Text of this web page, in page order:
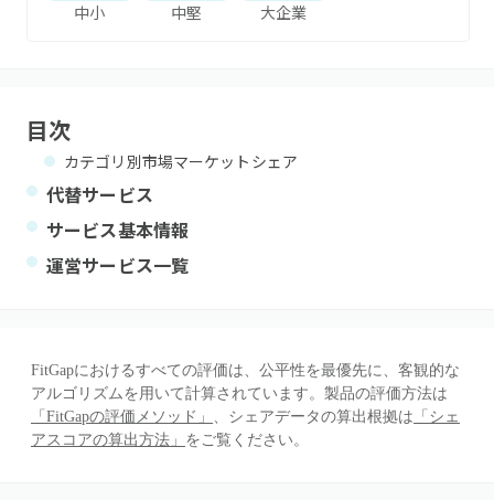
中小 中堅 大企業
目次
カテゴリ別市場マーケットシェア
代替サービス
サービス基本情報
運営サービス一覧
FitGapにおけるすべての評価は、公平性を最優先に、客観的な
アルゴリズムを用いて計算されています。製品の評価方法は
「FitGapの評価メソッド」 、シェアデータの算出根拠は 「シェ
アスコアの算出方法」 をご覧ください。